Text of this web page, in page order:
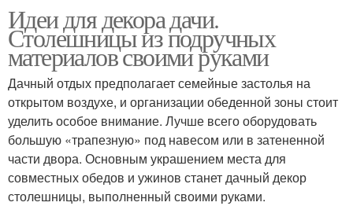
Идеи для декора дачи.
Столешницы из подручных
материалов своими руками
Дачный отдых предполагает семейные застолья на
открытом воздухе, и организации обеденной зоны стоит
уделить особое внимание. Лучше всего оборудовать
большую «трапезную» под навесом или в затененной
части двора. Основным украшением места для
совместных обедов и ужинов станет дачный декор
столешницы, выполненный своими руками.